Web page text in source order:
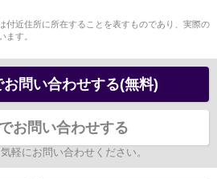
近住所に所在することを表すものであり、実際の
ます。
お問い合わせする(無料)
お問い合わせする
軽にお問い合わせください。